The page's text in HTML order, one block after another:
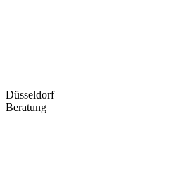
Düsseldorf
Beratung